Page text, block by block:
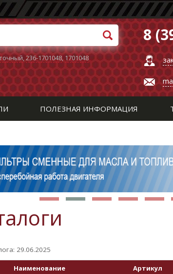
,236-1701048,1701048
8
ПОЛЕЗНАЯ ИНФОРМАЦИЯ
29.06.2025
Наименование Артикул